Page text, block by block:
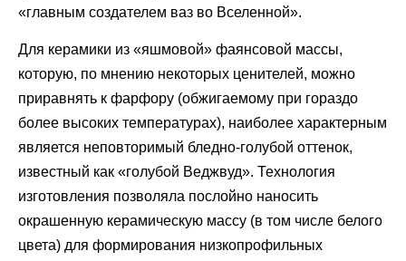
«главным создателем ваз во Вселенной».
Для керамики из «яшмовой» фаянсовой массы,
которую, по мнению некоторых ценителей, можно
приравнять к фарфору (обжигаемому при гораздо
более высоких температурах), наиболее характерным
является неповторимый бледно-голубой оттенок,
известный как «голубой Веджвуд». Технология
изготовления позволяла послойно наносить
окрашенную керамическую массу (в том числе белого
цвета) для формирования низкопрофильных